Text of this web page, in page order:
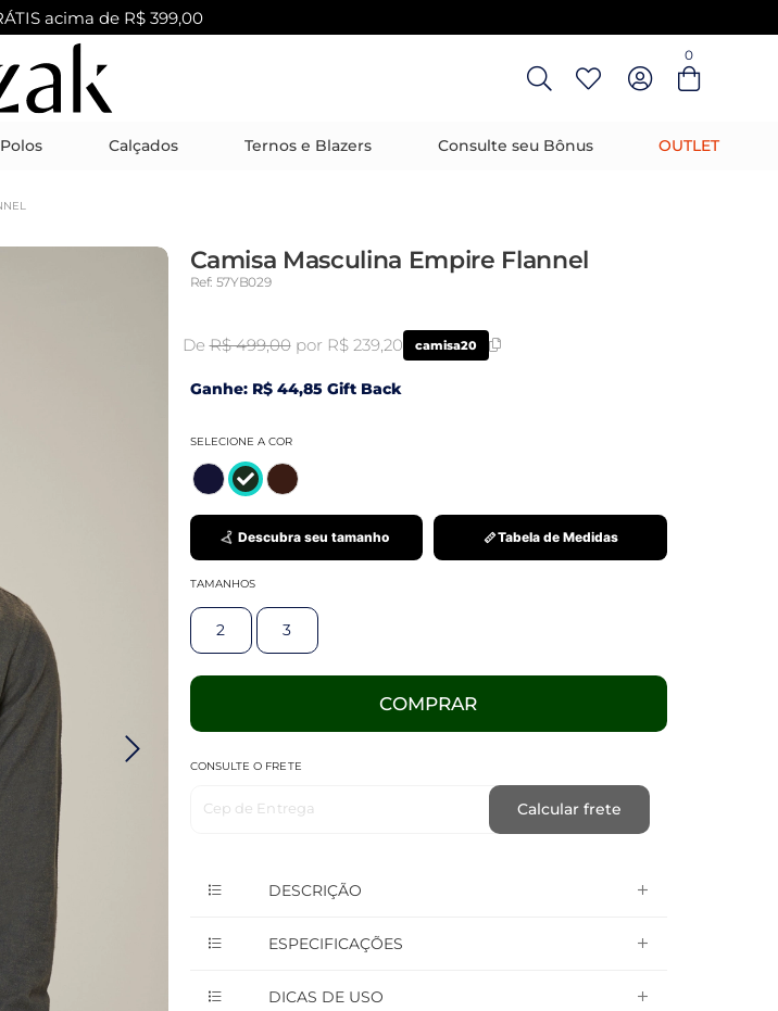
Entre com email ou cpf/cnpj
acima de R$ 399,00
0
Calçados Ternos e Blazers Consulte seu Bônus OUTLET
Camisa Masculina Empire Flannel
Ref: 57YB029
DeR$ 499,00por R$ 239,20 camisa20
Ganhe: R$ 44,85 Gift Back
SELECIONE A COR
Descubra seu tamanho Tabela de Medidas
TAMANHOS
2 3
COMPRAR
CONSULTE O FRETE
Cep de Entrega Calcular frete
DESCRIÇÃO
ESPECIFICAÇÕES
DICAS DE USO